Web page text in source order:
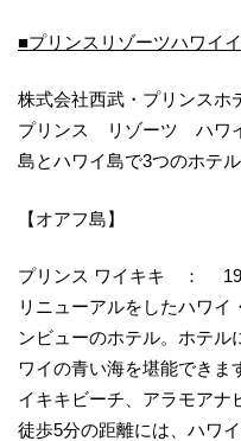
■プリンスリゾーツハワイ
株式会社西武・プリンスホ
プリンス リゾーツ ハワ
島とハワイ島で3つのホテ
【オアフ島】
プリンス ワイキキ ：
リニューアルをしたハワイ
ンビューのホテル。ホテル
ワイの青い海を堪能できま
イキキビーチ、アラモアナ
徒歩5分の距離には、ハワ